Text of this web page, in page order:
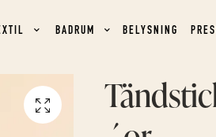
BADRUM BELYSNING